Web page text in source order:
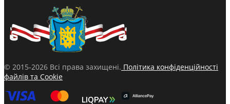
© 2015-2026 Всі права захищені. Політика конфіденційності
файлів та Cookie